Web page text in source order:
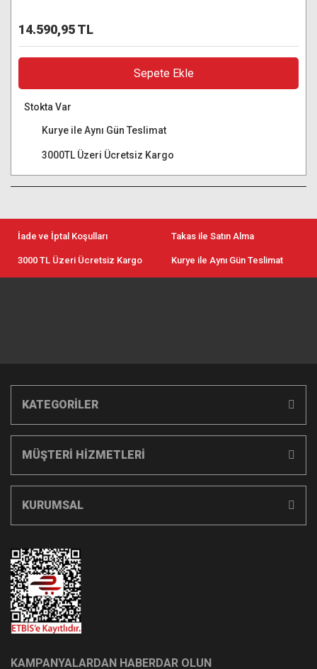
14.590,95 TL
Sepete Ekle
Stokta Var
Kurye ile Aynı Gün Teslimat
3000TL Üzeri Ücretsiz Kargo
İade ve İptal Koşulları Takas ile Satın Alma
3000 TL Üzeri Ücretsiz Kargo Kurye ile Aynı Gün Teslimat
KATEGORİLER
MÜŞTERİ HİZMETLERİ
KURUMSAL
KAMPANYALARDAN HABERDAR OLUN